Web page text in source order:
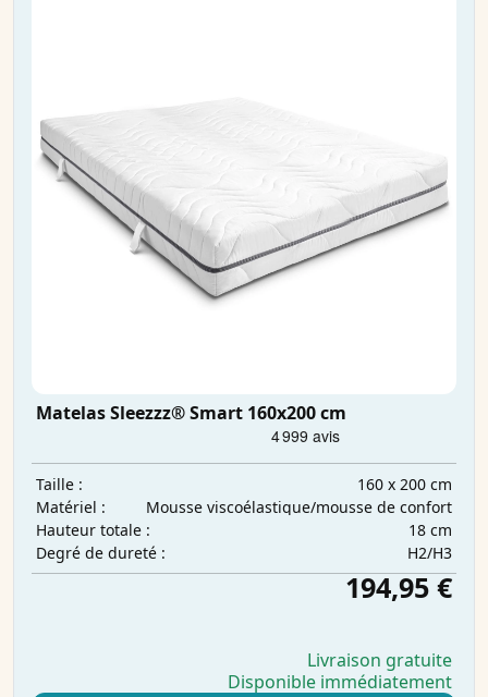
Matelas Sleezzz® Smart 160x200 cm
Taille :
160 x 200 cm
Matériel :
Mousse viscoélastique/mousse de confort
Hauteur totale :
18 cm
Degré de dureté :
H2/H3
194,95 €
Livraison gratuite
Disponible immédiatement